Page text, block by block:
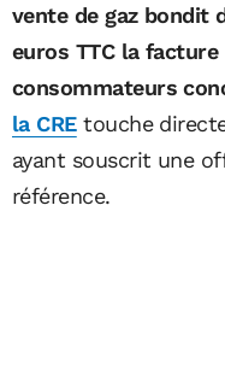
vente de gaz bondit
euros TTC la
consommateurs
la CREtouche
ayant souscrit une
référence.